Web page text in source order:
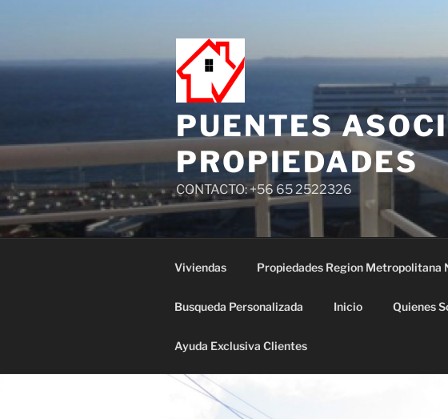
PUENTES
PROPIEDADES
CONTACTO: +56 65 2522326
Viviendas Propiedades Region Metropolitana
Busqueda Personalizada Inicio Quienes
Ayuda Exclusiva Clientes